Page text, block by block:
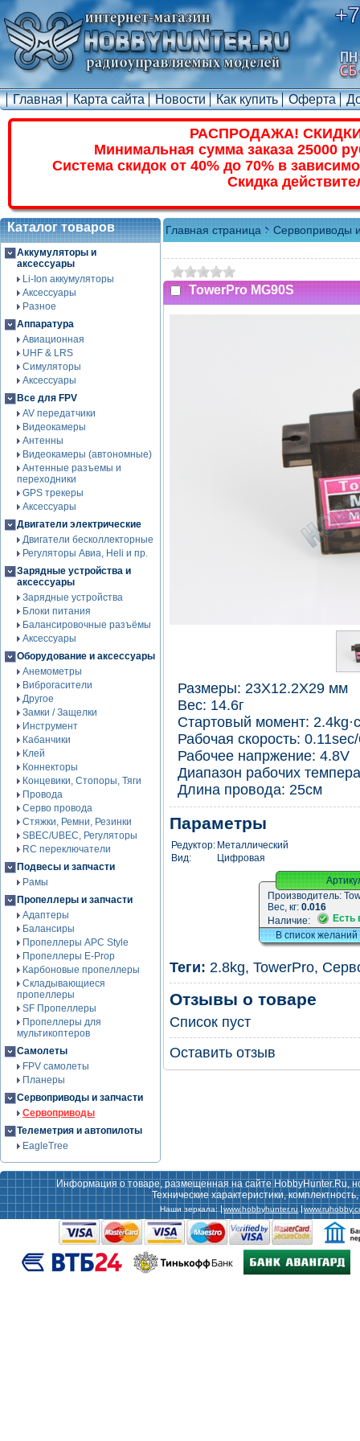
Главная Карта сайта Новости Как купить Оферта
РАСПРОДАЖА!
Минимальная сумма заказа 25000
Система скидок от 40% до 70% в
Скидка
Каталог товаров
Аккумуляторы и
аксессуары
Li-Ion аккумуляторы
Аксессуары
Разное
Аппаратура
Авиационная
UHF & LRS
Симуляторы
Аксессуары
Все для FPV
AV передатчики
Видеокамеры
Антенны
Видеокамеры (автономные)
Антенные разъемы и
переходники
GPS трекеры
Аксессуары
Двигатели электрические
Двигатели бесколлекторные
Регуляторы Авиа, Heli и пр.
Зарядные устройства и
аксессуары
Зарядные устройства
Блоки питания
Балансировочные разъёмы
Аксессуары
Оборудование и аксессуары
Анемометры
Виброгасители
Другое
Замки / Защелки
Инструмент
Кабанчики
Клей
Коннекторы
Концевики, Стопоры, Тяги
Провода
Серво провода
Стяжки, Ремни, Резинки
SBEC/UBEC, Регуляторы
RC переключатели
Подвесы и запчасти
Рамы
Пропеллеры и запчасти
Адаптеры
Балансиры
Пропеллеры APC Style
Пропеллеры E-Prop
Карбоновые пропеллеры
Складывающиеся
пропеллеры
SF Пропеллеры
Пропеллеры для
мультикоптеров
Самолеты
FPV самолеты
Планеры
Сервоприводы и запчасти
Сервоприводы
Телеметрия и автопилоты
EagleTree
Главная страница Сервоприводы
TowerPro MG90S
Размеры: 23X12.2X29 мм
Вес: 14.6г
Стартовый момент:
Рабочая скорость:
Рабочее напржение: 4.8V
Диапазон рабочих
Длина провода: 25см
Параметры
Редуктор: Металлический
Вид:
Цифровая
Производитель:
Вес, кг: 0.016
Наличие:
Есть
В список желаний
Теги: 2.8kg, TowerPro,
Отзывы о товаре
Список пуст
Оставить отзыв
Информация о товаре, размещенная на сайте HobbyHunter.Ru,
Технические характеристики,
Наши зеркала: www.hobbyhunter.ru